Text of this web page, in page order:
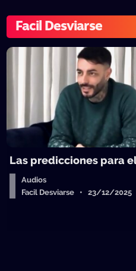
Facil Desviarse
Las predicciones para
Audios
Facil Desviarse • 23/12/2025